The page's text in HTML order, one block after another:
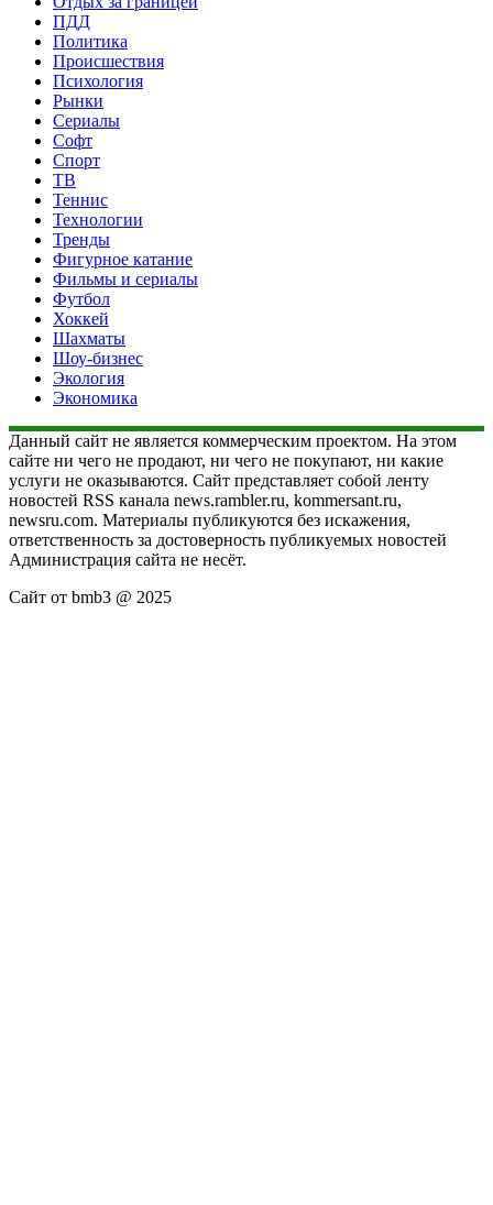
ПДД
Политика
Происшествия
Психология
Рынки
Сериалы
Софт
Спорт
ТВ
Теннис
Технологии
Тренды
Фигурное катание
Фильмы и сериалы
Футбол
Хоккей
Шахматы
Шоу-бизнес
Экология
Экономика
Данный сайт не является коммерческим проектом. На этом
сайте ни чего не продают, ни чего не покупают, ни какие
услуги не оказываются. Сайт представляет собой ленту
новостей RSS канала news.rambler.ru, kommersant.ru,
newsru.com. Материалы публикуются без искажения,
ответственность за достоверность публикуемых новостей
Администрация сайта не несёт.
Сайт от bmb3 @ 2025